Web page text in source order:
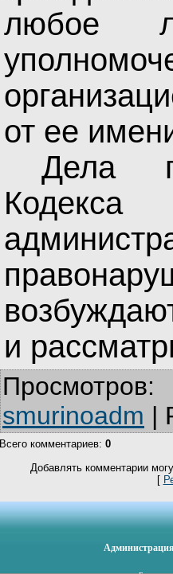
любое
от ее
Дела
и
Просмотров:
smurinoadm |
Всего комментариев: 0
Добавлять комментарии
[